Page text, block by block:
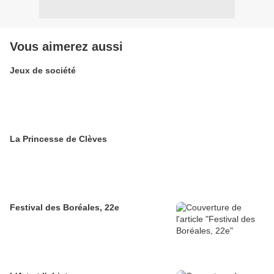
Vous aimerez aussi
Jeux de société
La Princesse de Clèves
Festival des Boréales, 22e